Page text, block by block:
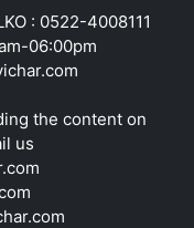
: 0522-4008111
06:00pm
the content on
us